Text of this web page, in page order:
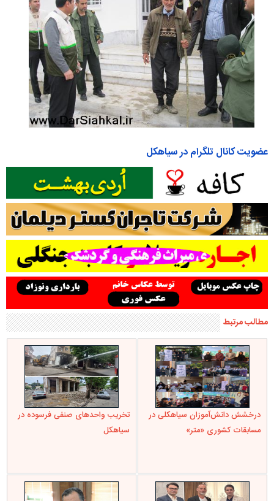
عضویت کانال تلگرام در سیاهکل
مطالب مرتبط
درخشش دانش‌آموزان سیاهکلی در
مسابقات کشوری «متر»
تخریب واحدهای صنفی فرسوده در
سیاهکل